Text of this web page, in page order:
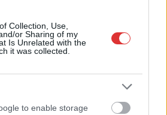
Collection, Use,
or Sharing of my
Is Unrelated with the
it was collected.
to enable storage
judit,czakóné szabó mária ,drezda
anna,sport,Szervátültetettek Világjátéka